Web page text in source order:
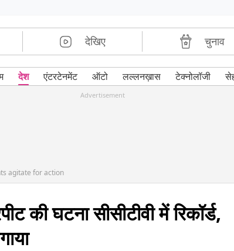
देखिए चुनाव
देश एंटरटेनमेंट ऑटो लल्लनख़ास टेक्नोलॉजी
Advertisement
agitate for action
की घटना सीसीटीवी में रिकॉर्ड,